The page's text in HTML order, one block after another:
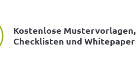
Kostenlose Mustervorlagen,
Checklisten und Whitepaper